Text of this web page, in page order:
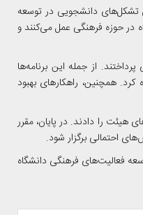
تشکل‌های دانشجویی در توسعه
در حوزه فرهنگی عمل می‌کنند و
از جمله این برنامه‌ها
همچنین، راهکارهای بهبود
هیئت را دادند. در پایان، مقرر
احتمالی برگزار شود.
فعالیت‌های فرهنگی دانشگاه